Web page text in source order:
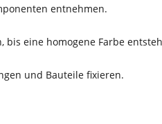
entnehmen.
eine homogene Farbe
und Bauteile fixieren.